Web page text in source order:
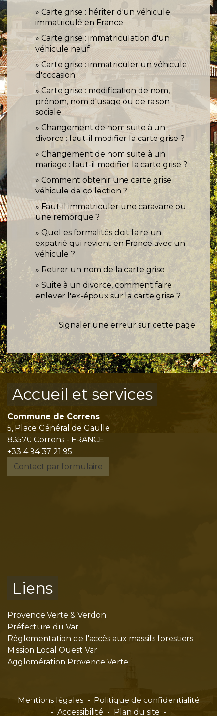
Carte grise : hériter d'un véhicule
immatriculé en France
Carte grise : immatriculation d'un
véhicule neuf
Carte grise : immatriculer un véhicule
d'occasion
Carte grise : modification de nom,
prénom, nom d'usage ou de raison
sociale
Changement de nom suite à un
divorce : faut-il modifier la carte grise ?
Changement de nom suite à un
mariage : faut-il modifier la carte grise ?
Comment obtenir une carte grise
véhicule de collection ?
Faut-il immatriculer une caravane ou
une remorque ?
Quelles formalités doit faire un
expatrié qui revient en France avec un
véhicule ?
Retirer un nom de la carte grise
Suite à un divorce, comment faire
enlever l'ex-époux sur la carte grise ?
Signaler une erreur sur cette page
Accueil et services
Commune de Correns
5, Place Général de Gaulle
83570 Correns - FRANCE
+33 4 94 37 21 95
Contact par formulaire
Liens
Provence Verte & Verdon
Préfecture du Var
Réglementation de l'accès aux massifs forestiers
Mission Local Ouest Var
Agglomération Provence Verte
Mentions légales - Politique de confidentialité
- Accessibilité - Plan du site -